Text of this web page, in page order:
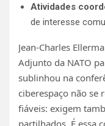
Atividades
de interesse
Jean-Charles
Adjunto da NATO
sublinhou na
ciberespaço não se
fiáveis: exigem
partilhados. É essa